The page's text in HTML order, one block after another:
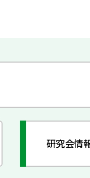
研究会情